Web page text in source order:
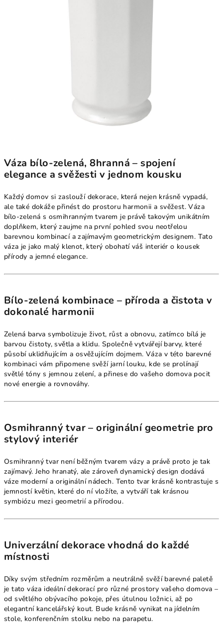
Váza bílo-zelená, 8hranná – spojení
elegance a svěžesti v jednom kousku
Každý domov si zaslouží dekorace, která nejen krásně vypadá,
ale také dokáže přinést do prostoru harmonii a svěžest. Váza
bílo-zelená s osmihranným tvarem je právě takovým unikátním
doplňkem, který zaujme na první pohled svou neotřelou
barevnou kombinací a zajímavým geometrickým designem. Tato
váza je jako malý klenot, který obohatí váš interiér o kousek
přírody a jemné elegance.
Bílo-zelená kombinace – příroda a čistota v
dokonalé harmonii
Zelená barva symbolizuje život, růst a obnovu, zatímco bílá je
barvou čistoty, světla a klidu. Společně vytvářejí barvy, které
působí uklidňujícím a osvěžujícím dojmem. Váza v této barevné
kombinaci vám připomene svěží jarní louku, kde se prolínají
světlé tóny s jemnou zelení, a přinese do vašeho domova pocit
nové energie a rovnováhy.
Osmihranný tvar – originální geometrie pro
stylový interiér
Osmihranný tvar není běžným tvarem vázy a právě proto je tak
zajímavý. Jeho hranatý, ale zároveň dynamický design dodává
váze moderní a originální nádech. Tento tvar krásně kontrastuje s
jemností květin, které do ní vložíte, a vytváří tak krásnou
symbiózu mezi geometrií a přírodou.
Univerzální dekorace vhodná do každé
místnosti
Díky svým středním rozměrům a neutrálně svěží barevné paletě
je tato váza ideální dekorací pro různé prostory vašeho domova –
od světlého obývacího pokoje, přes útulnou ložnici, až po
elegantní kancelářský kout. Bude krásně vynikat na jídelním
stole, konferenčním stolku nebo na parapetu.